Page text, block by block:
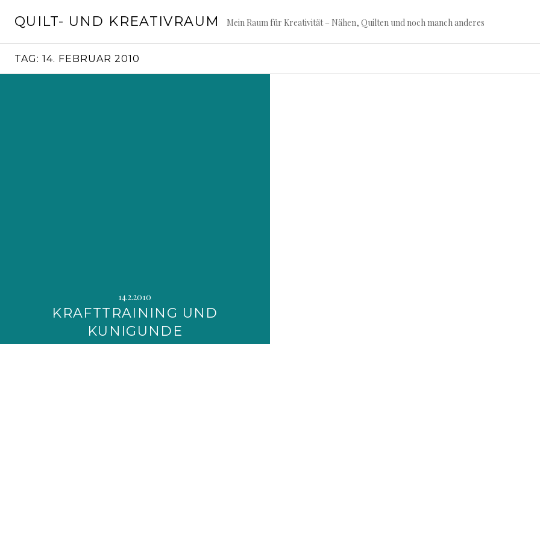
zumQUILT- UND KREATIVRAUM Mein Raum für Kreativität – Nähen, Quilten und noch manch anderes
TAG: 14. FEBRUAR 2010
14.2.2010
KRAFTTRAINING UND
KUNIGUNDE